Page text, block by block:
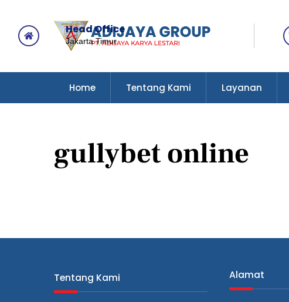
content
Home Tentang Kami Layanan
Icon
Head Office
Jakarta Timur
gullybet online
Tentang Kami Alamat